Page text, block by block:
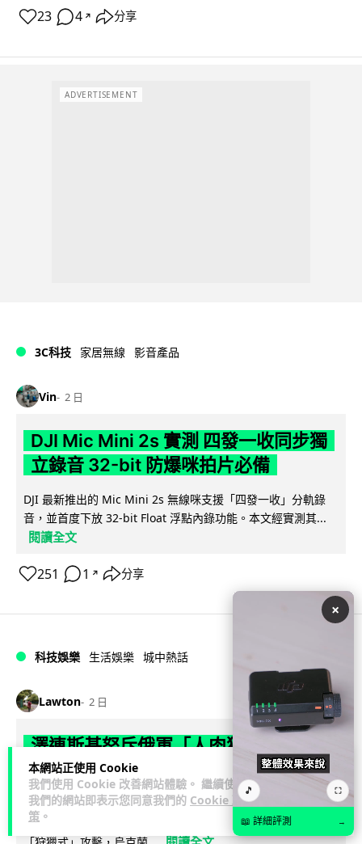
本網站正使用 Cookie
我們使用 Cookie 改善網站體驗。 繼續使用
我們的網站即表示您同意我們的 Cookie 政
策 。
23 4 ↗ 分享
ADVERTISEMENT
3C科技 家居無線 影音產品
Vin 2 日
DJI Mic Mini 2s 實測 四發一收同步獨
立錄音 32-bit 防爆咪拍片必備
DJI 最新推出的 Mic Mini 2s 無線咪支援「四發一收」分軌錄
音，並首度下放 32-bit Float 浮點內錄功能。本文經實測其...
閱讀全文
251 1 ↗ 分享
科技娛樂 生活娛樂 城中熱話
Lawton 2 日
澤連斯基怒斥俄軍「人肉狩獵」 無人機
追殺烏克蘭小販近 40 秒仍被炸傷
烏克蘭克爾松一名 52 歲小販被俄軍無人機追擊近 40 秒後被炸
傷，影片由烏克蘭總統澤連斯基公開。他直斥俄軍對平民進行
×
🎵 ⛶
📖 詳細評測 →